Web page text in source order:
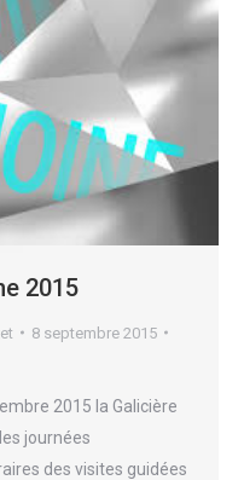
2015
8 septembre 2015
2015 la Galicière
journées
des visites guidées